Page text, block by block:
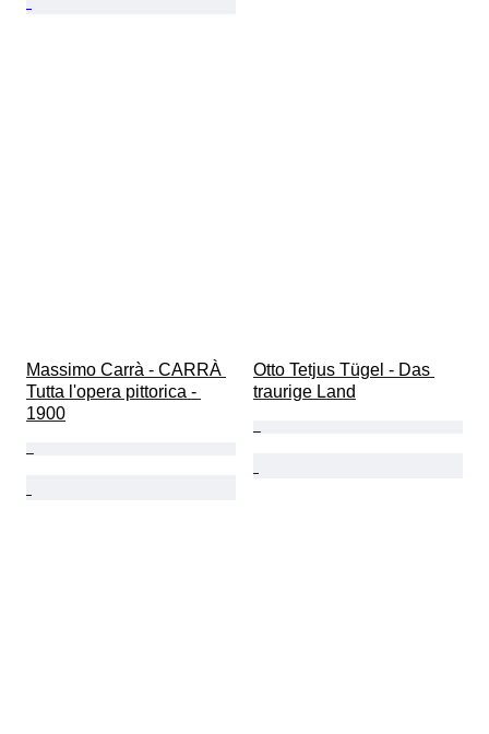
Massimo Carrà - CARRÀ
Tutta l'opera pittorica -
1900
Otto Tetjus Tügel - Das
traurige Land